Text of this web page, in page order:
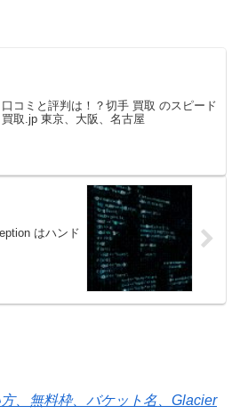
口コミと評判は！？切手 買取 のスピード
買取.jp 東京、大阪、名古屋
はハンド
、無料枠、バケット名、Glacier